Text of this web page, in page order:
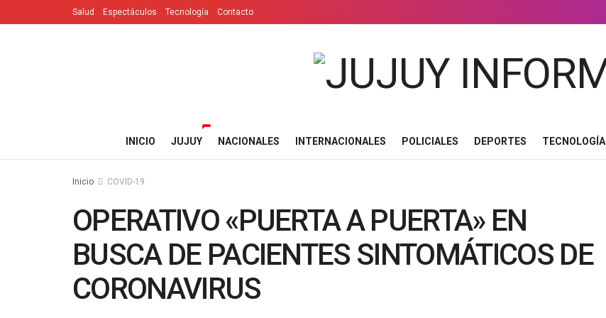
Salud Espectáculos Tecnología Contacto
INICIO JUJUY NACIONALES INTERNACIONALES POLICIALES DEPORTES TECNOLOGÍA
Inicio COVID-19
OPERATIVO «PUERTA A PUERTA» EN
BUSCA DE PACIENTES SINTOMÁTICOS DE
CORONAVIRUS